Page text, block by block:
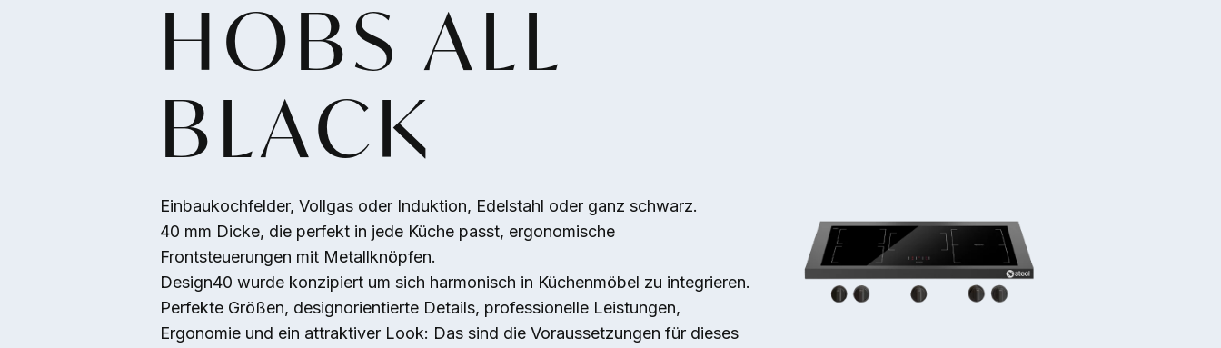
HOBS ALL
BLACK
Einbaukochfelder, Vollgas oder Induktion, Edelstahl oder ganz schwarz.
40 mm Dicke, die perfekt in jede Küche passt, ergonomische
Frontsteuerungen mit Metallknöpfen.
Design40 wurde konzipiert um sich harmonisch in Küchenmöbel zu integrieren.
Perfekte Größen, designorientierte Details, professionelle Leistungen,
Ergonomie und ein attraktiver Look: Das sind die Voraussetzungen für dieses